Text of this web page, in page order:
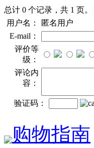
总计 0 个记录，共 1 页。
用户名：
匿名用户
E-mail：
评价等
级：
评论内
容：
验证码：
购物指南